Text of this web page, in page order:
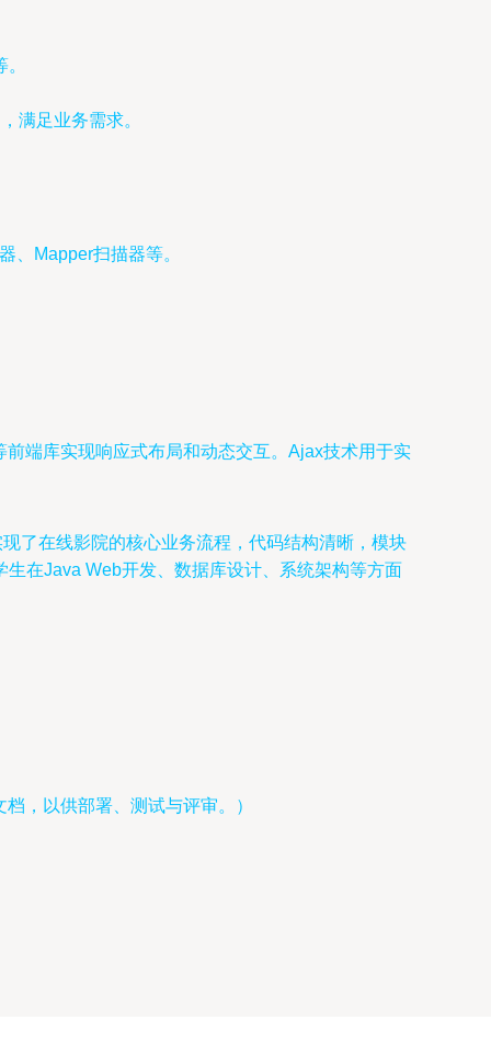
满足业务需求。
、Mapper扫描器等。
端库实现响应式布局和动态交互。Ajax技术用于实
了在线影院的核心业务流程，代码结构清晰，模块
在Java Web开发、数据库设计、系统架构等方面
，以供部署、测试与评审。）